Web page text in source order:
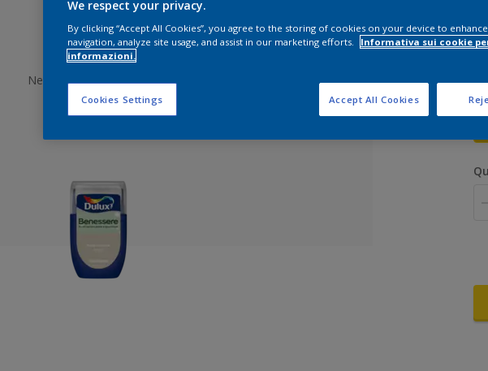
Nessun colore selezionato
We respect your privacy.
By clicking “Accept All Cookies”, you agree to the storing of cookies on your device to
navigation, analyze site usage, and assist in our marketing efforts.
Informativa sui cookie
informazioni.
Cookies Settings Accept All Cookies